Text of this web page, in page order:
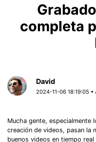
completa
David
2024-11-06 18:19:05
Mucha gente, especialmente
creación de videos, pasan la
buenos videos en tiempo